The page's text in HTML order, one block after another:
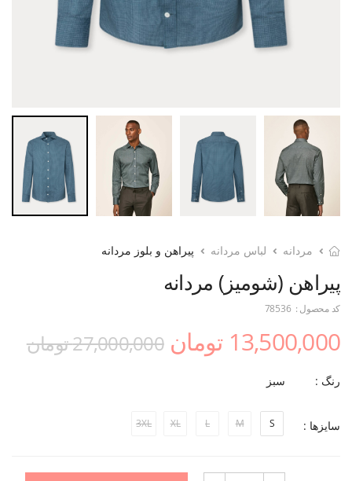
مردانه لباس مردانه پیراهن و بلوز مردانه
پیراهن (شومیز) مردانه
کد محصول : 78536
13,500,000 تومان 27,000,000 تومان
رنگ : سبز
سایزها : S
M
L
XL
3XL